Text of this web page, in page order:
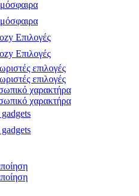
Επιλογές
Επιλογές
επιλογές
επιλογές
χαρακτήρα
χαρακτήρα